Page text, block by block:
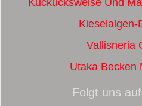
Kieselalgen-
Vallisneria
Utaka Becken
Folgt uns